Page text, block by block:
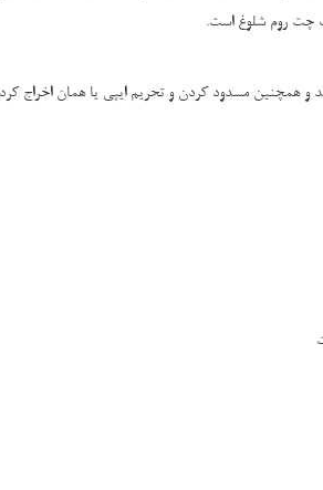
چت روم شلوغ است.
و همچنین مسدود کردن و تحریم ایپی یا همان اخراج